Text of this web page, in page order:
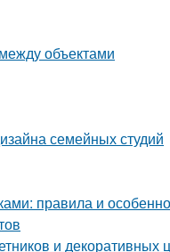
объектами
семейных студий
правила и
и декоративных